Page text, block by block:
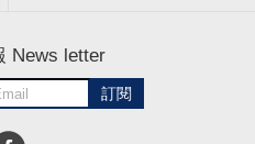
News letter
訂閱